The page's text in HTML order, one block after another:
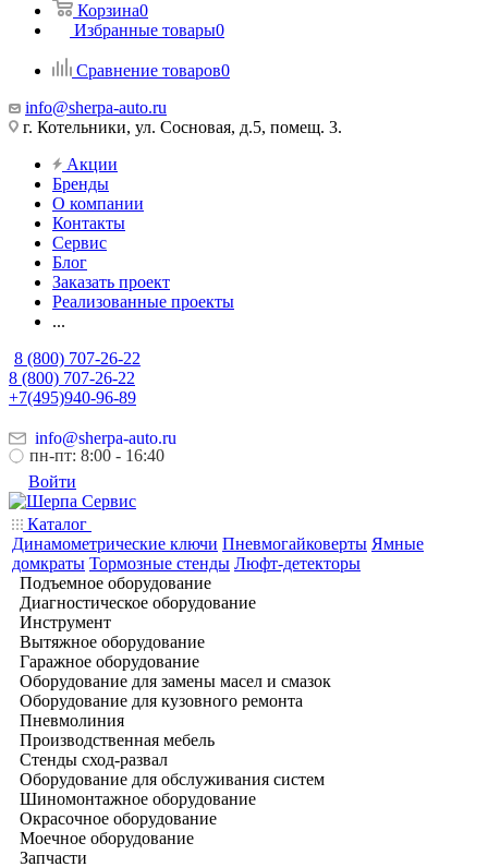
Корзина0
Избранные товары0
Сравнение товаров0
info@sherpa-auto.ru
г. Котельники, ул. Сосновая, д.5, помещ. 3.
Акции
Бренды
О компании
Контакты
Сервис
Блог
Заказать проект
Реализованные проекты
...
8 (800) 707-26-22
8 (800) 707-26-22
+7(495)940-96-89
info@sherpa-auto.ru
пн-пт: 8:00 - 16:40
Войти
Каталог
Динамометрические ключи Пневмогайковерты Ямные
домкраты Тормозные стенды Люфт-детекторы
Подъемное оборудование
Диагностическое оборудование
Инструмент
Вытяжное оборудование
Гаражное оборудование
Оборудование для замены масел и смазок
Оборудование для кузовного ремонта
Пневмолиния
Производственная мебель
Стенды сход-развал
Оборудование для обслуживания систем
Шиномонтажное оборудование
Окрасочное оборудование
Моечное оборудование
Запчасти